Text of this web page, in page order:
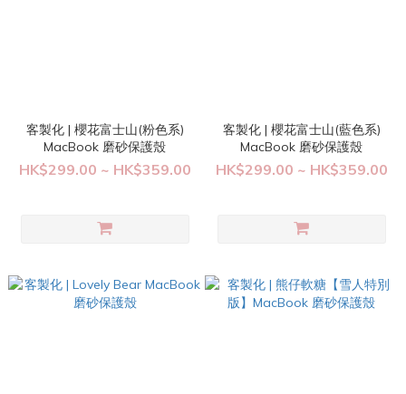
客製化 | 櫻花富士山(粉色系)
MacBook 磨砂保護殼
HK$299.00 ~ HK$359.00
客製化 | 櫻花富士山(藍色系)
MacBook 磨砂保護殼
HK$299.00 ~ HK$359.00